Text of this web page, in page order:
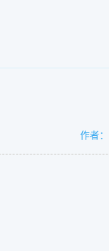
作者：